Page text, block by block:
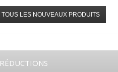
TOUS LES NOUVEAUX PRODUITS
RÉDUCTIONS